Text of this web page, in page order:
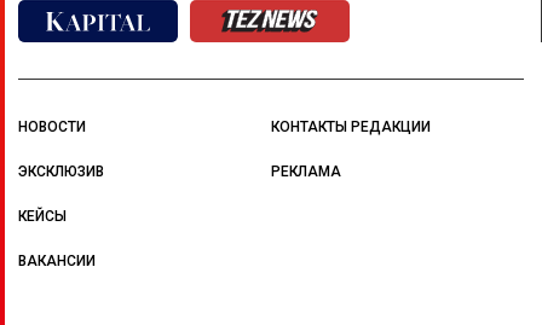
НОВОСТИ
ЭКСКЛЮЗИВ
КЕЙСЫ
ВАКАНСИИ
КОНТАКТЫ РЕДАКЦИИ
РЕКЛАМА